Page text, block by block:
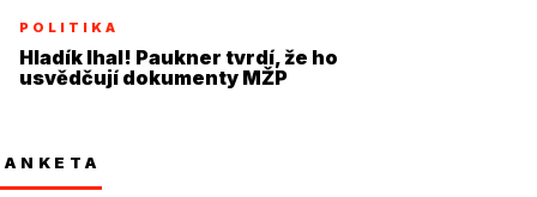
POLITIKA
Hladík lhal! Paukner tvrdí, že ho
usvědčují dokumenty MŽP
ANKETA